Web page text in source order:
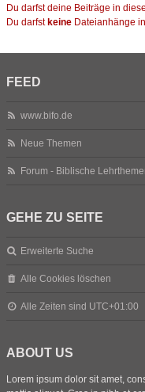
Du darfst deine Beiträge in
Du darfst keine Dateianhänge
FEED
www.bifo.de
Neue Themen
Forum - Biblische
GEHE ZU SEITE
Erweiterte Suche
Alle Cookies löschen
Alle Zeiten sind UTC+01:00
ABOUT US
Lorem ipsum dolor sit amet,